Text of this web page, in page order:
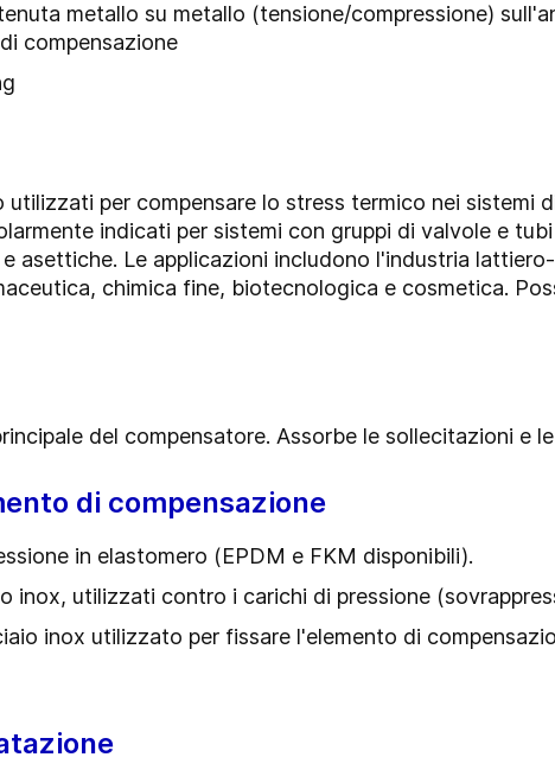
metallo su metallo (tensione/compressione)
compensazione
per compensare lo stress termico nei sistemi
indicati per sistemi con gruppi di valvole e
asettiche. Le applicazioni includono l'industria
chimica fine, biotecnologica e cosmetica.
del compensatore. Assorbe le sollecitazioni e
di compensazione
in elastomero (EPDM e FKM disponibili).
inox, utilizzati contro i carichi di pressione
inox utilizzato per fissare l'elemento di